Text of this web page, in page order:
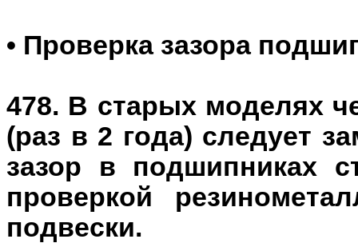
• Проверка зазора
478. В старых моделях
(раз в 2 года) следует
зазор в подшипниках
проверкой
подвески.